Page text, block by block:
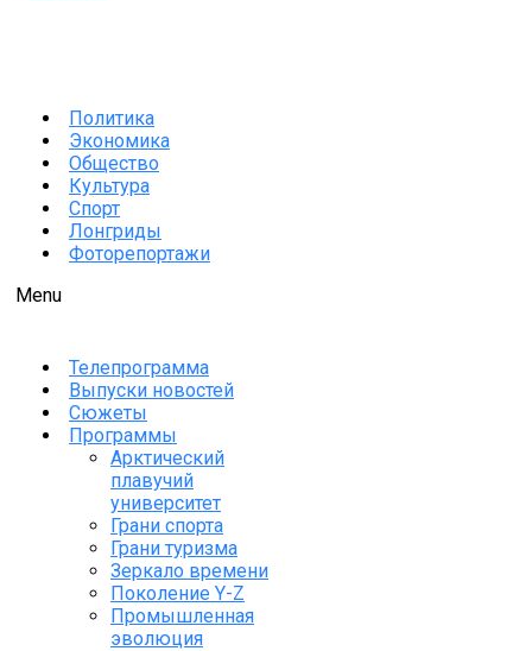
Политика
Экономика
Общество
Культура
Спорт
Лонгриды
Фоторепортажи
Menu
Телепрограмма
Выпуски новостей
Сюжеты
Программы
Арктический
плавучий
университет
Грани спорта
Грани туризма
Зеркало времени
Поколение Y-Z
Промышленная
эволюция